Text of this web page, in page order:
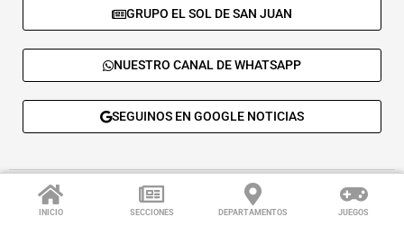
INICIO SECCIONES DEPARTAMENTOS JUEGOS
GRUPO EL SOL DE SAN JUAN
NUESTRO CANAL DE WHATSAPP
SEGUINOS EN GOOGLE NOTICIAS
© 2026 - El Sol de San Juan. Todos los derechos reservados. |
Desarrolla:
Daskalos Solutions